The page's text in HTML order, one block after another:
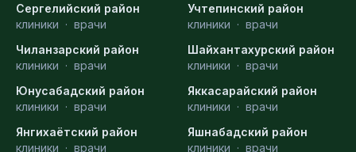
Сергелийский район
клиники · врачи
Учтепинский район
клиники · врачи
Чиланзарский район
клиники · врачи
Шайхантахурский район
клиники · врачи
Юнусабадский район
клиники · врачи
Яккасарайский район
клиники · врачи
Янгихаётский район
клиники · врачи
Яшнабадский район
клиники · врачи